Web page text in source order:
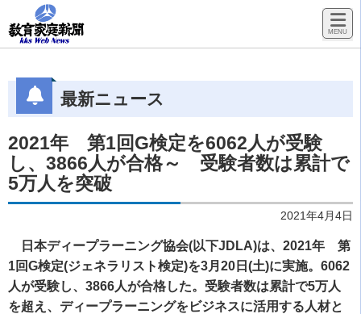
最新ニュース
2021年 第1回G検定を6062人が受験
し、3866人が合格～ 受験者数は累計で
5万人を突破
2021年4月4日
日本ディープラーニング協会(以下JDLA)は、2021年 第
1回G検定(ジェネラリスト検定)を3月20日(土)に実施。6062
人が受験し、3866人が合格した。受験者数は累計で5万人
を超え、ディープラーニングをビジネスに活用する人材と